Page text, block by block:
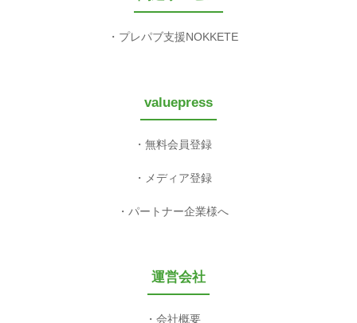
プレパブ支援NOKKETE
valuepress
無料会員登録
メディア登録
パートナー企業様へ
運営会社
会社概要